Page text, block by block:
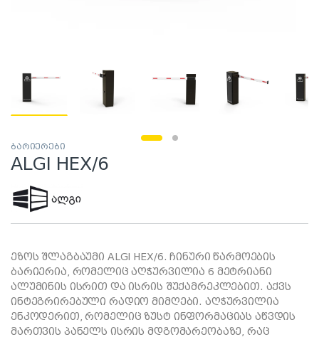
ბარიერები
ALGI HEX/6
ეზოს შლაგბაუმი ALGI HEX/6. ჩინური წარმოების
ბარიერია, რომელიც აღჭურვილია 6 მეტრიანი
ალუმინის ისრით და ისრის შუქამრეკლებით. აქვს
ინტეგრირებული რადიო მიმღები. აღჭურვილია
ენკოდერით, რომელიც ზუსტ ინფორმაციას აწვდის
მართვის პანელს ისრის მდგომარეობაზე, რაც